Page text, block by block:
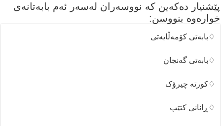
پێشنیار دەکەین کە نووسەران لەسەر ئەم بابەتانەی
خوارەوە بنووسن:
♢بابەتی کۆمەڵایەتی
♢بابەتی گەنجان
♢کورتە چیرۆک
♢ڕانانی کتێب